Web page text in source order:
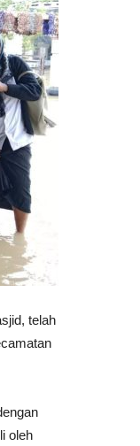
telah
oleh